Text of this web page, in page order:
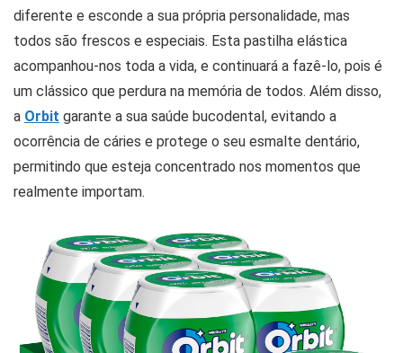
diferente e esconde a sua própria personalidade, mas
todos são frescos e especiais. Esta pastilha elástica
acompanhou-nos toda a vida, e continuará a fazê-lo, pois é
um clássico que perdura na memória de todos. Além disso,
a Orbit garante a sua saúde bucodental, evitando a
ocorrência de cáries e protege o seu esmalte dentário,
permitindo que esteja concentrado nos momentos que
realmente importam.